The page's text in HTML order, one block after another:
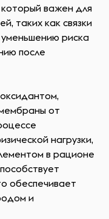
который важен для
таких как связки
риска
после
от
нагрузки,
в рационе
обеспечивает
и